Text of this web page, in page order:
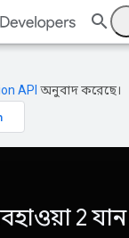
API অনুবাদ করেছে।
2 যান